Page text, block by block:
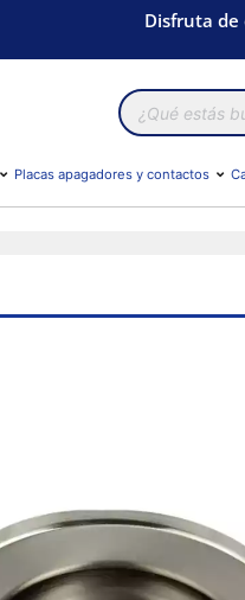
Disfruta de
Búsqueda
de
productos
Placas apagadores y contactos